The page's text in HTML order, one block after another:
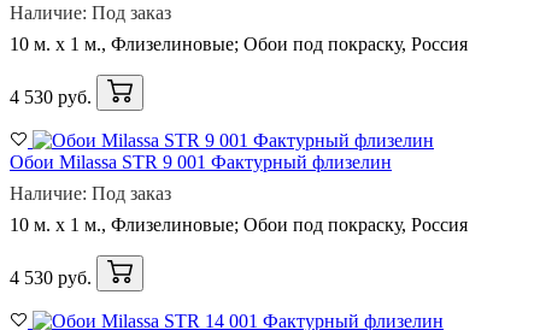
Наличие: Под заказ
10 м. x 1 м., Флизелиновые; Обои под покраску, Россия
4 530 руб.
Обои Milassa STR 9 001 Фактурный флизелин
Наличие: Под заказ
10 м. x 1 м., Флизелиновые; Обои под покраску, Россия
4 530 руб.